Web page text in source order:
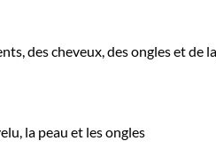
des cheveux, des ongles et de
la peau et les ongles